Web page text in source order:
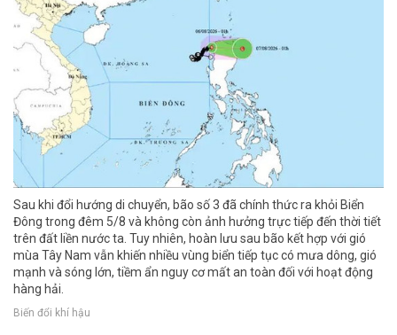
Sau khi đổi hướng di chuyển, bão số 3 đã chính thức ra khỏi Biển
Đông trong đêm 5/8 và không còn ảnh hưởng trực tiếp đến thời tiết
trên đất liền nước ta. Tuy nhiên, hoàn lưu sau bão kết hợp với gió
mùa Tây Nam vẫn khiến nhiều vùng biển tiếp tục có mưa dông, gió
mạnh và sóng lớn, tiềm ẩn nguy cơ mất an toàn đối với hoạt động
hàng hải.
Biến đổi khí hậu